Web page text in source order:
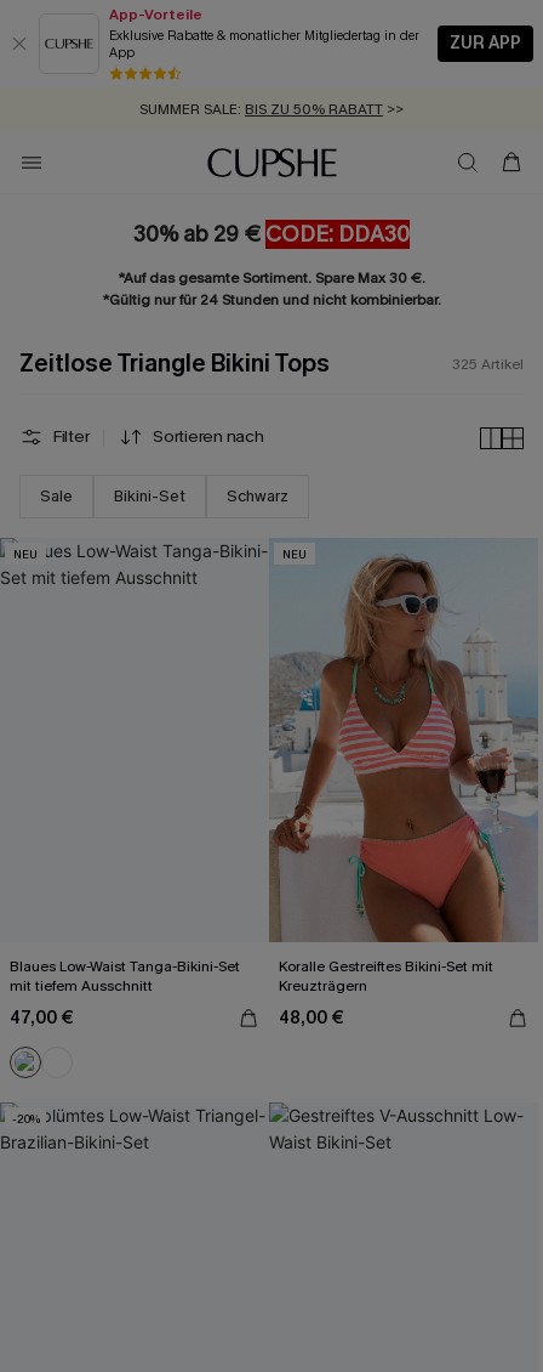
App-Vorteile
Exklusive Rabatte & monatlicher Mitgliedertag in der
App
ZUR APP
GRATIS MASSBAND MIT JEDEM SCHNELLVERSAND-ARTIKEL >>
SUMMER SALE:
ZUM NEWSLETTER:BIS ZU -20% EXTRA ERHALTEN
KOSTENLOSER VERSAND AB 89 €
30% ab 29 € CODE: DDA30
*Auf das gesamte Sortiment. Spare Max 30 €.
*Gültig nur für 24 Stunden und nicht kombinierbar.
Zeitlose Triangle Bikini Tops 325 Artikel
Filter Sortieren nach
Sale Bikini-Set Schwarz
NEU
Blaues Low-Waist Tanga-Bikini-Set
mit tiefem Ausschnitt
47,00 €
NEU
Koralle Gestreiftes Bikini-Set mit
Kreuzträgern
48,00 €
-20%